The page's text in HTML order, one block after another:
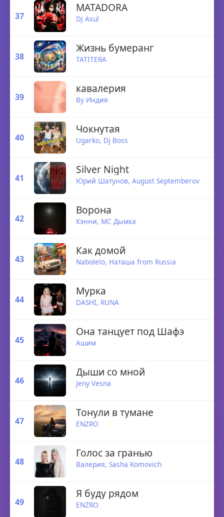
37
MATADORA
DJ Asul
38
Жизнь бумеранг
TATITERA
39
кавалерия
By Индия
40
Чокнутая
Ugarko, Dj Boss
41
Silver Night
Юрий Шатунов, August Septemberov
42
Ворона
Кэнни, МС Дымка
43
Как домой
Nabolelo, Наташа from Russia
44
Мурка
DASHI, RUNA
45
Она танцует под Шафэ
Ашим
46
Дыши со мной
Jeny Vesna
47
Тонули в тумане
ENZRO
48
Голос за гранью
Валерия, Sasha Komovich
49
Я буду рядом
ENZRO